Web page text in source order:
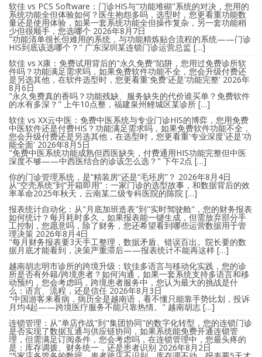
软佳 vs PCS Software：门诊HIS与"功能堆砌"系统的对决，您用的
系统功能全但体验如何？医生抱怨多吗，选型时，您更看重功能数
量还是使用体验，如果一套系统功能全但操作复杂，另一套功能稍
少但很顺手，您选哪个 2026年8月7日
"功能清单很长但难用的系统，与功能精炼贴合流程的系统——门诊
HIS到底该选哪个？" 广东深圳某连锁门诊运营总监 […]
软佳 vs X康：免费试用背后的"永久免费"陷阱，您用过免费诊所软
件吗？功能满足需求吗，如果免费软件功能不全，您会升级付费还
是另选其他，在软件选型时，您更看重'免费'还是'功能完整' 2026年
8月6日
"永久免费真的香吗？功能残缺、服务缺失的代价谁买单？免费软件
的水有多深？" 上午10点整，福建泉州鲤城区某诊所 […]
软佳 vs XX云中医：免费中医系统与专业门诊HIS的博弈，您用免费
中医软件还是付费HIS？功能满足需求吗，如果免费软件功能不全，
您会升级付费还是另选其他，在选型时，您更看重'专业深度'还是'功
能全面' 2026年8月5日
"免费中医系统功能成熟但西医缺失，付费通用HIS功能完整但中医
深度不够——中西医结合的诊该怎么选？" 下午2点 […]
你的门诊管理系统，是“精装房”还是“毛坯房”？ 2026年8月4日
从“空壳系统”到“开箱即用”：一家门诊的选型故事，和数据背后的效
率革命2025年秋天，云南某二级专科医院的陈院 […]
报表统计自动化：从"月底加班造表"到"实时驾驶舱"，您的财务报表
如何统计？每月耗时多久，如果报表能一键生成，但需放弃部分手
工控制，您愿意吗，除了财务，您还希望看到哪些运营数据用于管
理决策 2026年8月4日
"每月财务报表要3天手工整理，数据矛盾、错误百出。院长要的数
据月底才能看到，决策严重滞后——报表统计不能再这样 […]
越南胡志明市诊所的跨境升级：软佳多语言与移动化实践，您的诊
所是否有外籍/跨境患者？如何沟通，如果一套系统支持多语言和移
动预约，您会考虑吗，跨境患者服务中，您认为最大的挑战是什
么：语言、流程，还是信任 2026年8月3日
"中国游客来看病，病历全是越南语，看不懂只能靠手势比划，投诉
月均4起——跨境医疗服务不能只靠热情。" 越南胡志 […]
连锁管理：从"单店作战"到"集团协同"的数字化转型，您的连锁门诊
是否实现了数据互通与供应链协同，如果系统能免费开通连锁管
理，但需满足订阅条件，您会考虑吗，在连锁管理中，您最头疼的
是：库存调拨、财务统一，还是患者识别 2026年8月2日